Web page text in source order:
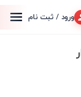
ورود / ثبت نام